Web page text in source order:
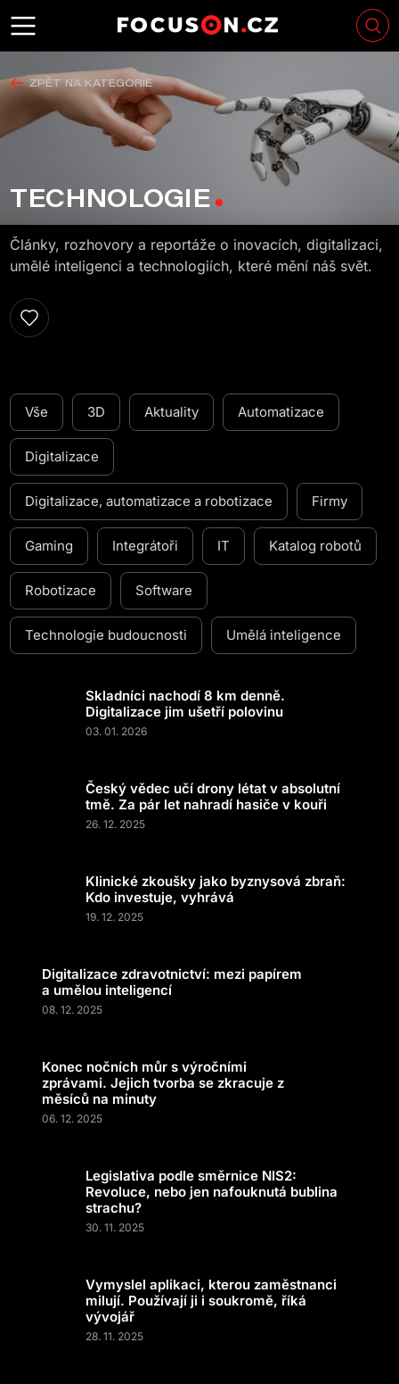
ZPĚT NA KATEGORIE
TECHNOLOGIE
Články, rozhovory a reportáže o inovacích, digitalizaci,
umělé inteligenci a technologiích, které mění náš svět.
Vše 3D Aktuality Automatizace
Digitalizace
Digitalizace, automatizace a robotizace Firmy
Gaming Integrátoři IT Katalog robotů
Robotizace Software
Technologie budoucnosti Umělá inteligence
Skladníci nachodí 8 km denně.
Digitalizace jim ušetří polovinu
03. 01. 2026
Český vědec učí drony létat v absolutní
tmě. Za pár let nahradí hasiče v kouři
26. 12. 2025
Klinické zkoušky jako byznysová zbraň:
Kdo investuje, vyhrává
19. 12. 2025
Digitalizace zdravotnictví: mezi papírem
a umělou inteligencí
08. 12. 2025
Konec nočních můr s výročními
zprávami. Jejich tvorba se zkracuje z
měsíců na minuty
06. 12. 2025
Legislativa podle směrnice NIS2:
Revoluce, nebo jen nafouknutá bublina
strachu?
30. 11. 2025
Vymyslel aplikaci, kterou zaměstnanci
milují. Používají ji i soukromě, říká
vývojář
28. 11. 2025